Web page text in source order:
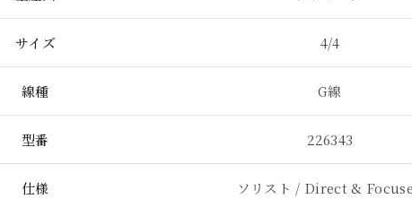
サイズ 4/4
線種 G線
型番 226343
仕様 ソリスト / Direct &